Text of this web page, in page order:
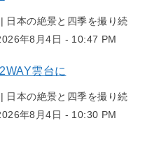
日本の絶景と四季を撮り続
年8月4日 - 10:47 PM
雲台に
日本の絶景と四季を撮り続
年8月4日 - 10:30 PM